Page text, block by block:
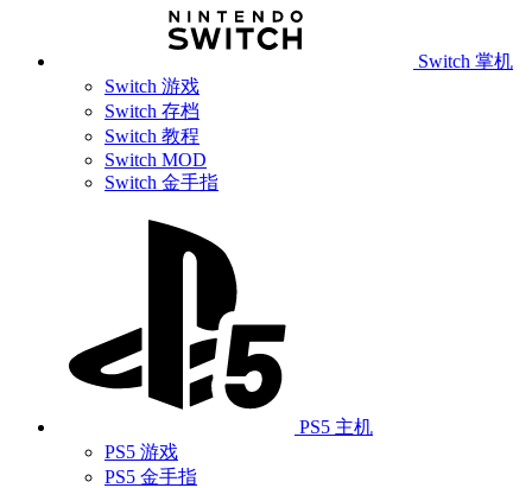
Switch 掌机
Switch 游戏
Switch 存档
Switch 教程
Switch MOD
Switch 金手指
PS5 主机
PS5 游戏
PS5 金手指